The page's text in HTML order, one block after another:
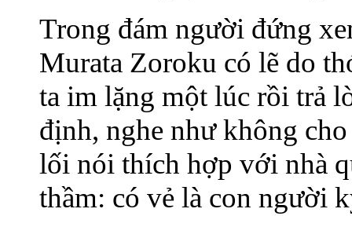
Trong đám người đứng
Murata Zoroku có lẽ do
ta im lặng một lúc rồi trả
định, nghe như không
lối nói thích hợp với nhà
thầm: có vẻ là con người